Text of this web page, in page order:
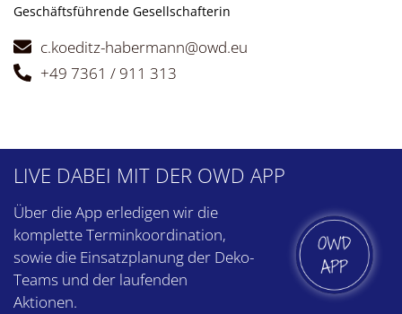
Geschäftsführende Gesellschafterin
c.koeditz-habermann@owd.eu
+49 7361 / 911 313
LIVE DABEI MIT DER OWD APP
Über die App erledigen wir die
komplette Termin­koordination,
sowie die Einsatz­planung der Deko-
Teams und der laufenden
Aktionen.